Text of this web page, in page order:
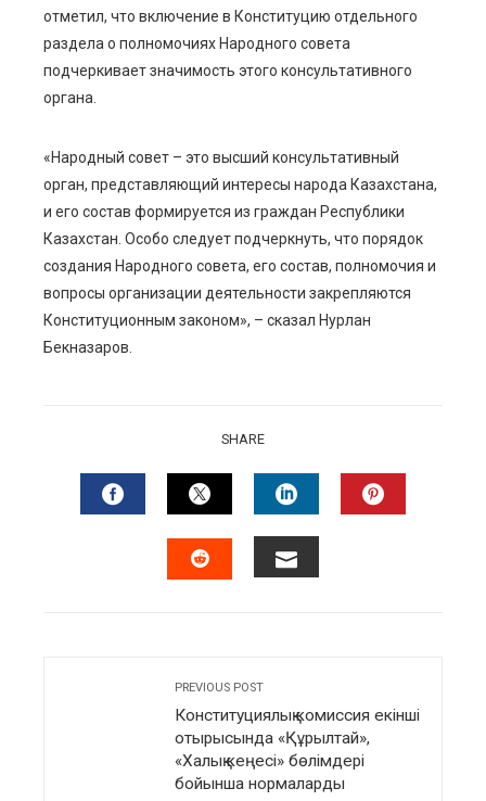
отметил, что включение в Конституцию отдельного
раздела о полномочиях Народного совета
подчеркивает значимость этого консультативного
органа.
«Народный совет – это высший консультативный
орган, представляющий интересы народа Казахстана,
и его состав формируется из граждан Республики
Казахстан. Особо следует подчеркнуть, что порядок
создания Народного совета, его состав, полномочия и
вопросы организации деятельности закрепляются
Конституционным законом», – сказал Нурлан
Бекназаров.
SHARE
FACEBOOKTWITTERLINKEDIN
PREVIOUS POST
Конституциялық комиссия екінші
отырысында «Құрылтай»,
«Халық кеңесі» бөлімдері
бойынша нормаларды